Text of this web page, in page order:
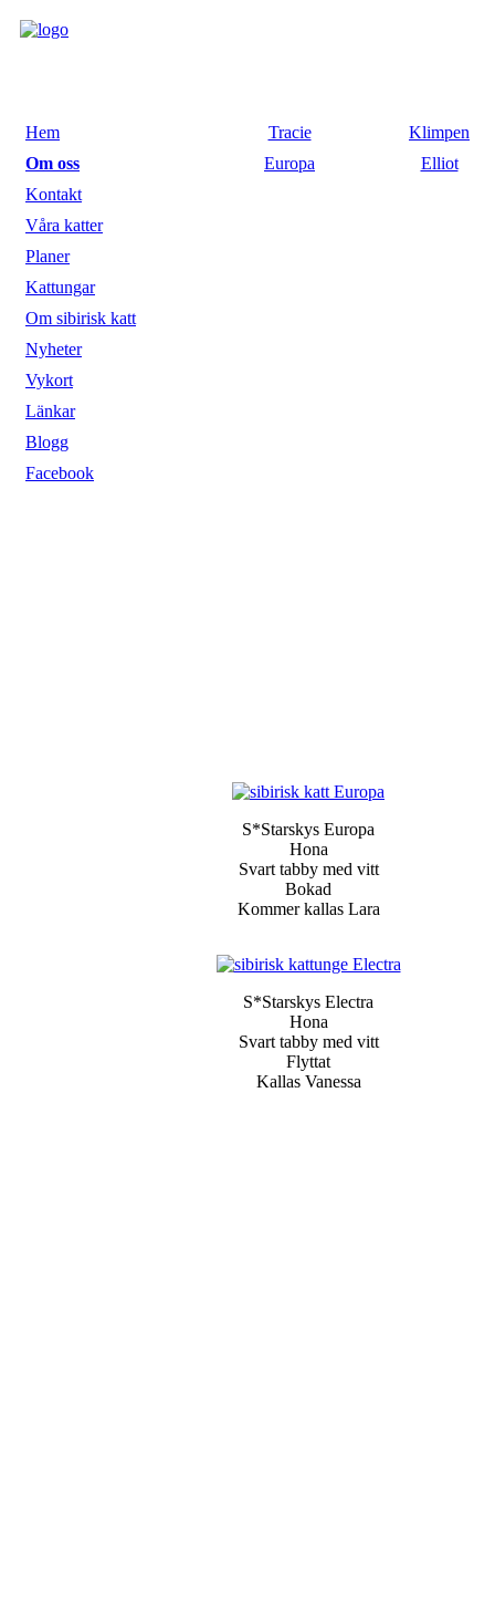
Hem
Om oss
Kontakt
Våra katter
Planer
Kattungar
Om sibirisk katt
Nyheter
Vykort
Länkar
Blogg
Facebook
Tracie
Klimpen
Europa
Elliot
S*Starskys Europa
Hona
Svart tabby med vitt
Bokad
Kommer kallas Lara
S*Starskys Electra
Hona
Svart tabby med vitt
Flyttat
Kallas Vanessa